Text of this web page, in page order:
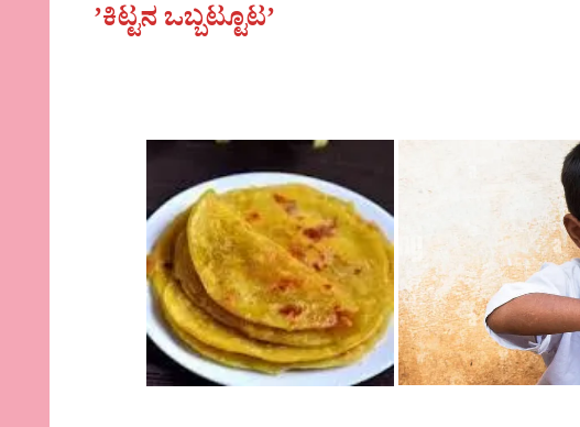
ʼಕಿಟ್ಟನ ಒಬ್ಬಟ್ಟೂಟʼ